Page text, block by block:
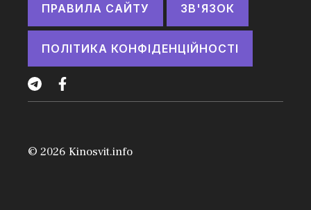
ПРАВИЛА САЙТУ ЗВ'ЯЗОК
ПОЛІТИКА КОНФІДЕНЦІЙНОСТІ
© 2026 Kinosvit.info